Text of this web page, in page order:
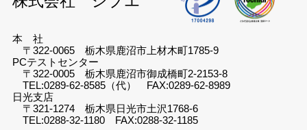
本 社
〒322-0065 栃木県鹿沼市上材木町1785-9
PCテストセンター
〒322-0005 栃木県鹿沼市御成橋町2-2153-8
TEL:0289-62-8585（代） FAX:0289-62-8989
日光支店
〒321-1274 栃木県日光市土沢1768-6
TEL:0288-32-1180 FAX:0288-32-1185